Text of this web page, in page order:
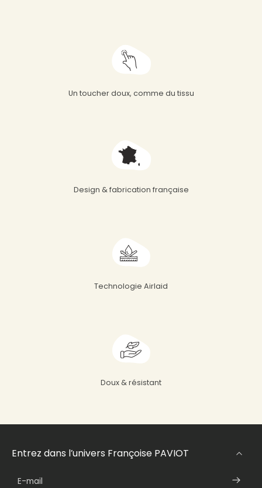
Un toucher doux, comme du tissu
Design & fabrication française
Technologie Airlaid
Doux & résistant
Entrez dans l’univers Françoise PAVIOT
E-mail